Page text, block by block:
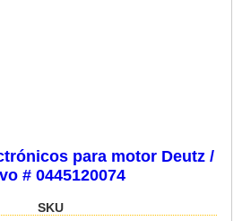
para motor Deutz /
# 0445120074
SKU